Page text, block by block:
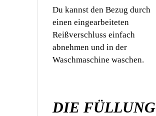
Du kannst den Bezug durch
einen eingearbeiteten
Reißverschluss einfach
abnehmen und in der
Waschmaschine waschen.
DIE FÜLLUNG